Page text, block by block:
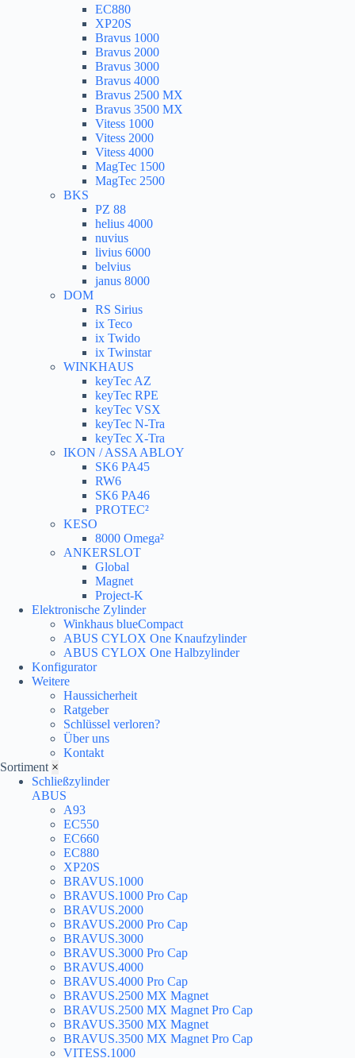
EC880
XP20S
Bravus 1000
Bravus 2000
Bravus 3000
Bravus 4000
Bravus 2500 MX
Bravus 3500 MX
Vitess 1000
Vitess 2000
Vitess 4000
MagTec 1500
MagTec 2500
BKS
PZ 88
helius 4000
nuvius
livius 6000
belvius
janus 8000
DOM
RS Sirius
ix Teco
ix Twido
ix Twinstar
WINKHAUS
keyTec AZ
keyTec RPE
keyTec VSX
keyTec N-Tra
keyTec X-Tra
IKON / ASSA ABLOY
SK6 PA45
RW6
SK6 PA46
PROTEC²
KESO
8000 Omega²
ANKERSLOT
Global
Magnet
Project-K
Elektronische Zylinder
Winkhaus blueCompact
ABUS CYLOX One Knaufzylinder
ABUS CYLOX One Halbzylinder
Konfigurator
Weitere
Haussicherheit
Ratgeber
Schlüssel verloren?
Über uns
Kontakt
Sortiment ×
Schließzylinder
ABUS
A93
EC550
EC660
EC880
XP20S
BRAVUS.1000
BRAVUS.1000 Pro Cap
BRAVUS.2000
BRAVUS.2000 Pro Cap
BRAVUS.3000
BRAVUS.3000 Pro Cap
BRAVUS.4000
BRAVUS.4000 Pro Cap
BRAVUS.2500 MX Magnet
BRAVUS.2500 MX Magnet Pro Cap
BRAVUS.3500 MX Magnet
BRAVUS.3500 MX Magnet Pro Cap
VITESS.1000